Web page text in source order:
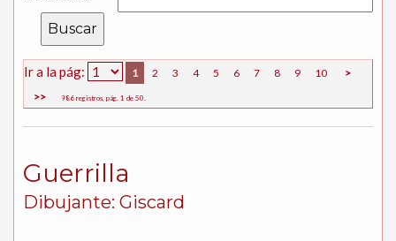
Ir a la pág: 1 2 3 4 5 6 7 8 9 10
>
>>
986 registros, pág. 1 de 50.
Guerrilla
Dibujante: Giscard